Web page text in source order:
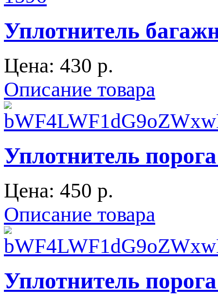
Уплотнитель
Цена: 430 p.
Описание товара
Уплотнитель
Цена: 450 p.
Описание товара
Уплотнитель